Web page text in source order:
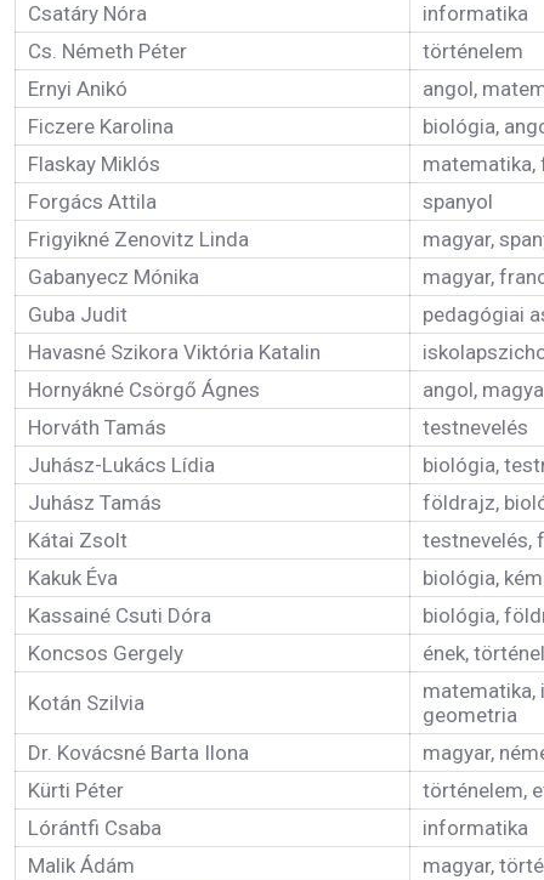
Csatáry Nóra
informatika
Cs. Németh Péter
történelem
Ernyi Anikó
angol,
Ficzere Karolina
biológia,
Flaskay Miklós
matematika,
Forgács Attila
spanyol
Frigyikné Zenovitz Linda
magyar,
Gabanyecz Mónika
magyar,
Guba Judit
pedagógiai
Havasné Szikora Viktória Katalin
Hornyákné Csörgő Ágnes
angol,
Horváth Tamás
testnevelés
Juhász-Lukács Lídia
biológia,
Juhász Tamás
földrajz,
Kátai Zsolt
testnevelés,
Kakuk Éva
biológia,
Kassainé Csuti Dóra
biológia,
Koncsos Gergely
ének,
Kotán Szilvia
matematika,
geometria
Dr. Kovácsné Barta Ilona
magyar,
Kürti Péter
történelem,
Lórántfi Csaba
informatika
Malik Ádám
magyar,